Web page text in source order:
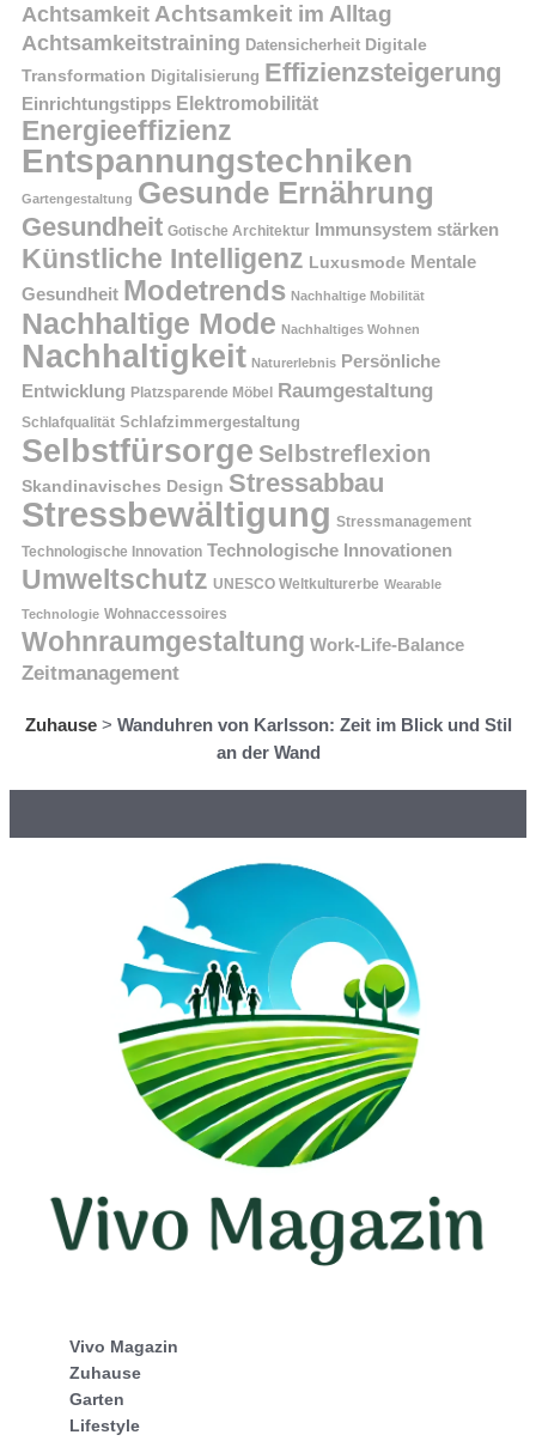
Achtsamkeit Achtsamkeit im Alltag
Achtsamkeitstraining Datensicherheit Digitale
Transformation Digitalisierung Effizienzsteigerung
Einrichtungstipps Elektromobilität
Energieeffizienz
Entspannungstechniken
Gartengestaltung Gesunde Ernährung
Gesundheit Gotische Architektur Immunsystem stärken
Künstliche Intelligenz Luxusmode Mentale
Gesundheit Modetrends Nachhaltige Mobilität
Nachhaltige Mode Nachhaltiges Wohnen
Nachhaltigkeit Naturerlebnis Persönliche
Entwicklung Platzsparende Möbel Raumgestaltung
Schlafqualität Schlafzimmergestaltung
Selbstfürsorge Selbstreflexion
Skandinavisches Design Stressabbau
Stressbewältigung Stressmanagement
Technologische Innovation Technologische Innovationen
Umweltschutz UNESCO Weltkulturerbe Wearable
Technologie Wohnaccessoires
Wohnraumgestaltung Work-Life-Balance
Zeitmanagement
Zuhause> Wanduhren von Karlsson: Zeit im Blick und Stil
an der Wand
Vivo Magazin
Zuhause
Garten
Lifestyle